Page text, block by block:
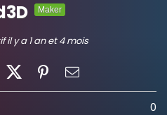
Maker
il y a 1 an et 4 mois
0